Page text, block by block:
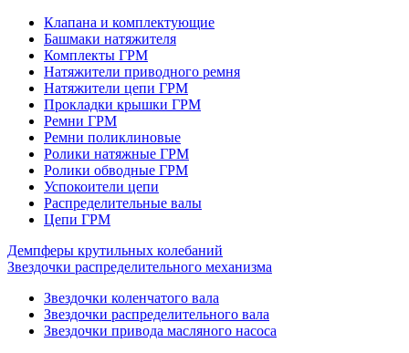
Клапана и комплектующие
Башмаки натяжителя
Комплекты ГРМ
Натяжители приводного ремня
Натяжители цепи ГРМ
Прокладки крышки ГРМ
Ремни ГРМ
Ремни поликлиновые
Ролики натяжные ГРМ
Ролики обводные ГРМ
Успокоители цепи
Распределительные валы
Цепи ГРМ
Демпферы крутильных колебаний
Звездочки распределительного механизма
Звездочки коленчатого вала
Звездочки распределительного вала
Звездочки привода масляного насоса